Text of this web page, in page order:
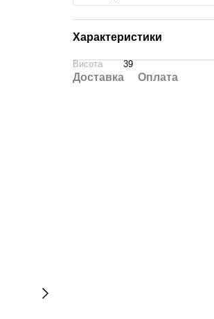
Характеристики
Висота 39
Доставка Оплата